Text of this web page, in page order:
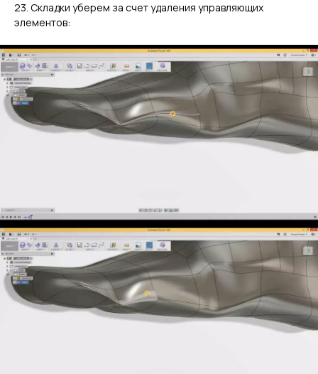
23. Складки уберем за счет удаления управляющих
элементов: